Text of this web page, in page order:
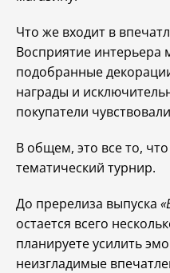
Что же входит в
Восприятие интерьера
подобранные
награды и
покупатели
В общем, это все то,
тематический турнир.
До пререлиза выпуска
остается всего
планируете усилить
неизгладимые